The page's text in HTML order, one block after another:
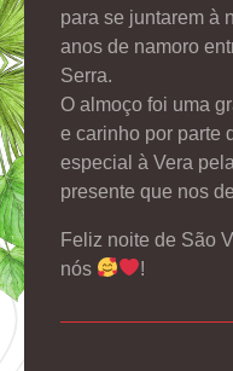
para se juntarem à
anos de namoro
Serra.
O almoço foi uma
e carinho por parte
especial à Vera
presente que nos
Feliz noite de São
nós
!